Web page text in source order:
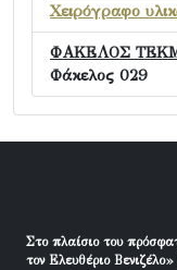
Χειρόγραφο
ΦΑΚΕΛΟΣ
Φάκελος 029
Στο πλαίσιο του
τον Ελευθέριο